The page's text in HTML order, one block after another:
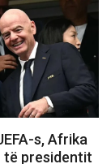
s, Afrika
të presidentit